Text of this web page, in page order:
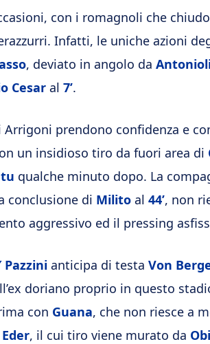
con i romagnoli che
Infatti, le uniche azioni
, deviato in angolo da
Cesar al 7’.
prendono confidenza e
un insidioso tiro da fuori area di
qualche minuto dopo. La
conclusione di Milito al 44’, non
aggressivo ed il pressing
Pazzini anticipa di testa Von
doriano proprio in questo
con Guana, che non riesce a
Eder, il cui tiro viene murato da Obi